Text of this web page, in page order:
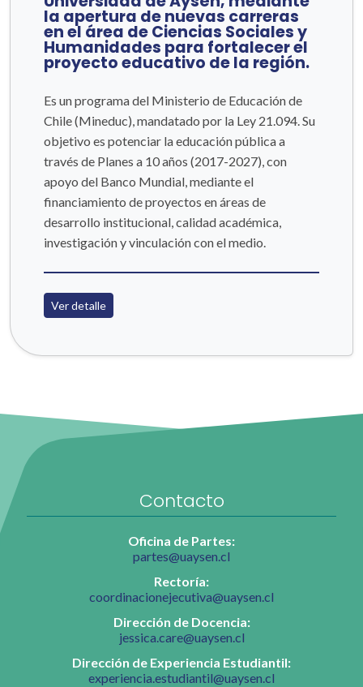
la apertura de nuevas carreras
en el área de Ciencias Sociales y
Humanidades para fortalecer el
proyecto educativo de la región.
Es un programa del Ministerio de Educación de
Chile (Mineduc), mandatado por la Ley 21.094. Su
objetivo es potenciar la educación pública a
través de Planes a 10 años (2017-2027), con
apoyo del Banco Mundial, mediante el
financiamiento de proyectos en áreas de
desarrollo institucional, calidad académica,
investigación y vinculación con el medio.
Ver detalle
Contacto
Oficina de Partes:
partes@uaysen.cl
Rectoría:
coordinacionejecutiva@uaysen.cl
Dirección de Docencia:
jessica.care@uaysen.cl
Dirección de Experiencia Estudiantil:
experiencia.estudiantil@uaysen.cl